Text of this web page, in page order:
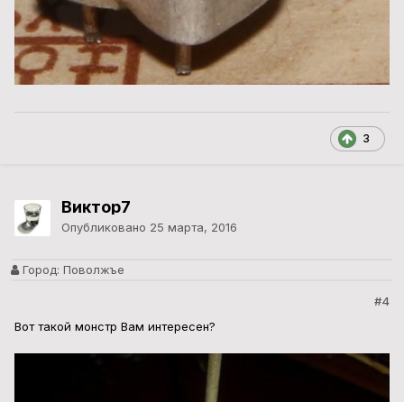
3
Виктор7
Опубликовано 25 марта, 2016
Город: Поволжъе
#4
Вот такой монстр Вам интересен?